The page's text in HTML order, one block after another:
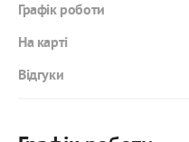
Графік роботи
На карті
Відгуки